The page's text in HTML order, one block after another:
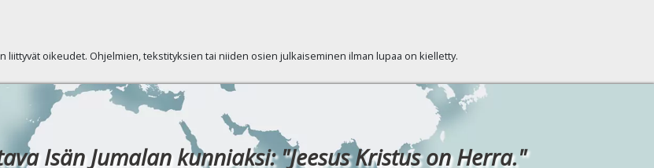
liittyvät oikeudet. Ohjelmien, tekstityksien tai niiden osien julkaiseminen ilman lupaa on kielletty.
Isän Jumalan kunniaksi: "Jeesus Kristus on Herra."